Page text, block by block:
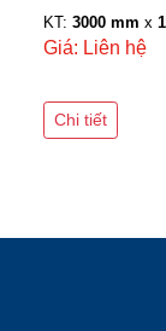
KT: 3000 mm x
Giá: Liên hệ
Chi tiết